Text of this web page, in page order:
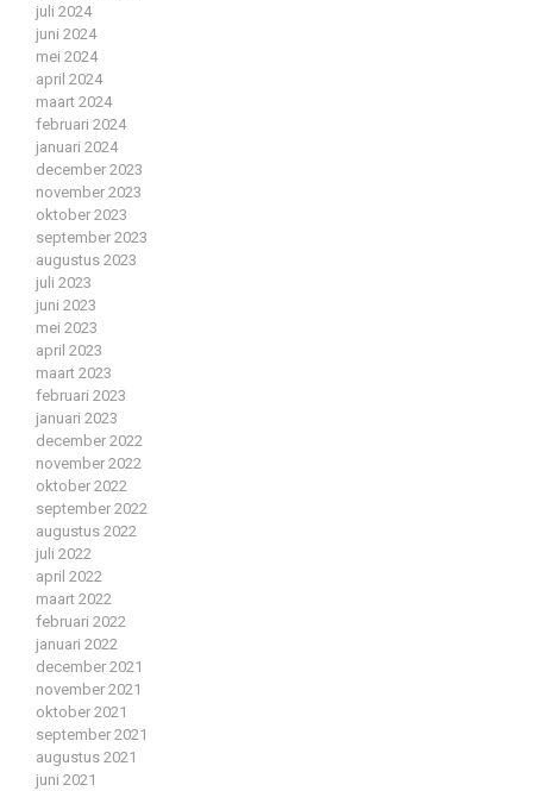
juli 2024
juni 2024
mei 2024
april 2024
maart 2024
februari 2024
januari 2024
december 2023
november 2023
oktober 2023
september 2023
augustus 2023
juli 2023
juni 2023
mei 2023
april 2023
maart 2023
februari 2023
januari 2023
december 2022
november 2022
oktober 2022
september 2022
augustus 2022
juli 2022
april 2022
maart 2022
februari 2022
januari 2022
december 2021
november 2021
oktober 2021
september 2021
augustus 2021
juni 2021